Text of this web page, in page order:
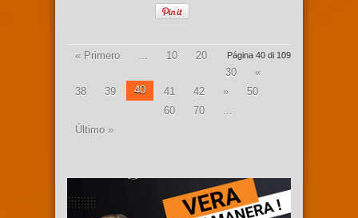
Página 40 di 109
« Primero ... 10
20
30
«
38
39 40 41 42 »
50
60
70
...
Último »